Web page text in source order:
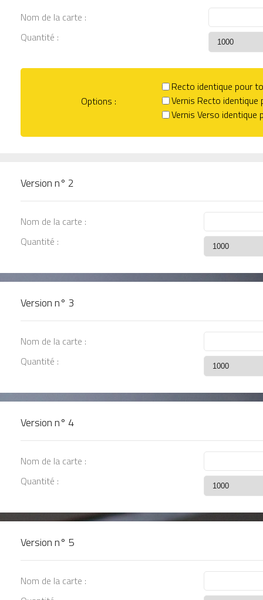
Nom de la carte :
Quantité :
Options :
Recto identique pour
Vernis Recto
Vernis Verso
Version n° 2
Nom de la carte :
Quantité :
Version n° 3
Nom de la carte :
Quantité :
Version n° 4
Nom de la carte :
Quantité :
Version n° 5
Nom de la carte :